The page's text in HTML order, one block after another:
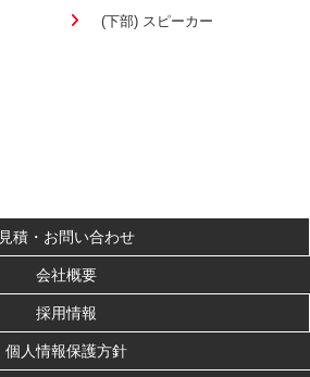
(下部) スピーカー
見積・お問い合わせ
会社概要
採用情報
個人情報保護方針